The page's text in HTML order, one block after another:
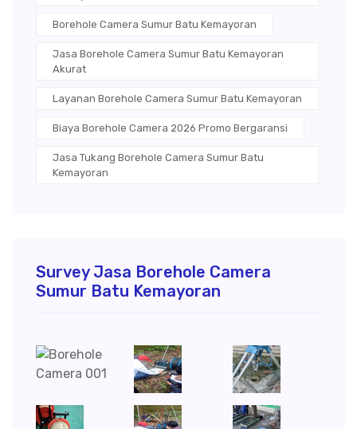
Borehole Camera Sumur Batu Kemayoran
Jasa Borehole Camera Sumur Batu Kemayoran
Akurat
Layanan Borehole Camera Sumur Batu Kemayoran
Biaya Borehole Camera 2026 Promo Bergaransi
Jasa Tukang Borehole Camera Sumur Batu
Kemayoran
Survey Jasa Borehole Camera
Sumur Batu Kemayoran